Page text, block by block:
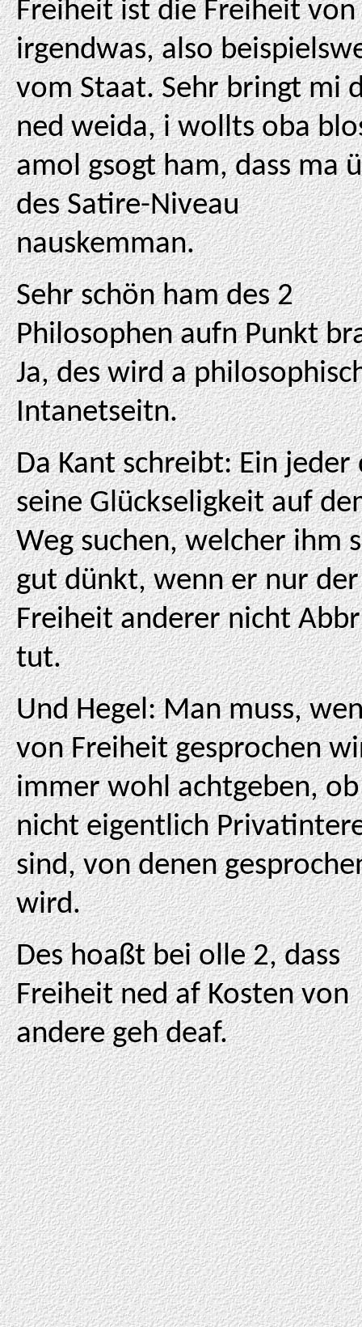
Freiheit ist die Freiheit von
irgendwas, also
vom Staat. Sehr bringt mi
ned weida, i wollts oba
amol gsogt ham, dass ma
des Satire-Niveau
nauskemman.
Sehr schön ham des 2
Philosophen aufn Punkt
Ja, des wird a
Intanetseitn.
Da Kant schreibt: Ein jeder
seine Glückseligkeit auf
Weg suchen, welcher ihm
gut dünkt, wenn er nur der
Freiheit anderer nicht
tut.
Und Hegel: Man muss,
von Freiheit gesprochen
immer wohl achtgeben, ob
nicht eigentlich
sind, von denen
wird.
Des hoaßt bei olle 2, dass
Freiheit ned af Kosten von
andere geh deaf.